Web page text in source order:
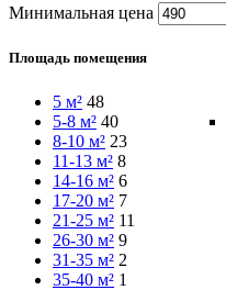
Минимальная цена
Площадь помещения
5 м² 48
5-8 м² 40
8-10 м² 23
11-13 м² 8
14-16 м² 6
17-20 м² 7
21-25 м² 11
26-30 м² 9
31-35 м² 2
35-40 м² 1